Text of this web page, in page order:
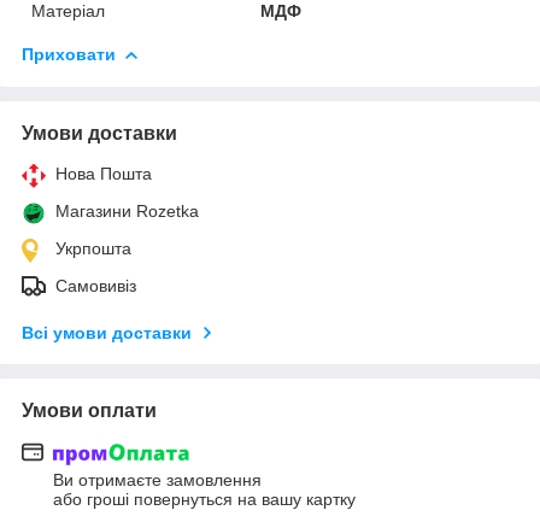
Матеріал МДФ
Приховати
Умови доставки
Нова Пошта
Магазини Rozetka
Укрпошта
Самовивіз
Всі умови доставки
Умови оплати
Ви отримаєте замовлення
або гроші повернуться на вашу картку